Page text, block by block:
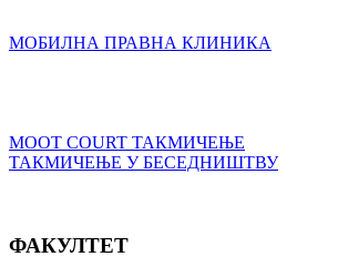
МОБИЛНА ПРАВНА КЛИНИКА
MOOT COURT ТАКМИЧЕЊЕ
ТАКМИЧЕЊЕ У БЕСЕДНИШТВУ
ФАКУЛТЕТ